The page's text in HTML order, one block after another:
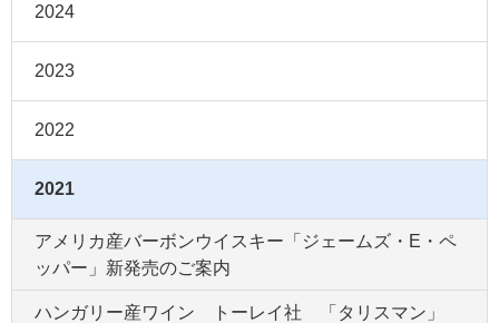
2024
2023
2022
2021
アメリカ産バーボンウイスキー「ジェームズ・E・ペ
ッパー」新発売のご案内
ハンガリー産ワイン トーレイ社 「タリスマン」